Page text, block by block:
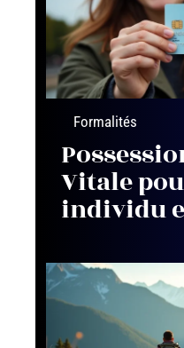
Formalités
Vitale
individu